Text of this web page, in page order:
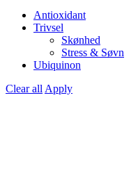
Antioxidant
Trivsel
Skønhed
Stress & Søvn
Ubiquinon
Clear all Apply